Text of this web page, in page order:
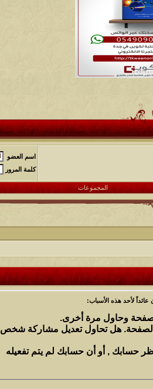
اسم العضو
كلمة المرور
المجموعات
لأحد هذه الأسباب:
وحاول مرة أخرى.
الصفحة. هل تحاول تعديل مشاركة شخص
حسابك , أو أن حسابك لم يتم تفعيله